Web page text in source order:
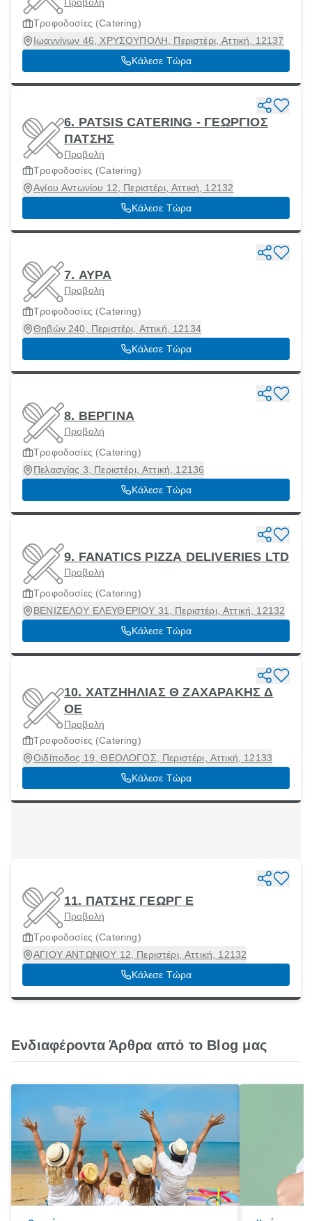
Τροφοδοσίες (Catering)
Ιωαννίνων 46, ΧΡΥΣΟΥΠΟΛΗ, Περιστέρι, Αττική, 12137
Κάλεσε Τώρα
6. PATSIS CATERING - ΓΕΩΡΓΙΟΣ
ΠΑΤΣΗΣ
Προβολή
Τροφοδοσίες (Catering)
Αγίου Αντωνίου 12, Περιστέρι, Αττική, 12132
Κάλεσε Τώρα
7. ΑΥΡΑ
Προβολή
Τροφοδοσίες (Catering)
Θηβών 240, Περιστέρι, Αττική, 12134
Κάλεσε Τώρα
8. ΒΕΡΓΙΝΑ
Προβολή
Τροφοδοσίες (Catering)
Πελασγίας 3, Περιστέρι, Αττική, 12136
Κάλεσε Τώρα
9. FANATICS PIZZA DELIVERIES LTD
Προβολή
Τροφοδοσίες (Catering)
ΒΕΝΙΖΕΛΟΥ ΕΛΕΥΘΕΡΙΟΥ 31, Περιστέρι, Αττική, 12132
Κάλεσε Τώρα
10. ΧΑΤΖΗΗΛΙΑΣ Θ ΖΑΧΑΡΑΚΗΣ Δ
ΟΕ
Προβολή
Τροφοδοσίες (Catering)
Οιδίποδος 19, ΘΕΟΛΟΓΟΣ, Περιστέρι, Αττική, 12133
Κάλεσε Τώρα
11. ΠΑΤΣΗΣ ΓΕΩΡΓ Ε
Προβολή
Τροφοδοσίες (Catering)
ΑΓΙΟΥ ΑΝΤΩΝΙΟΥ 12, Περιστέρι, Αττική, 12132
Κάλεσε Τώρα
Ενδιαφέροντα Άρθρα από το Blog μας